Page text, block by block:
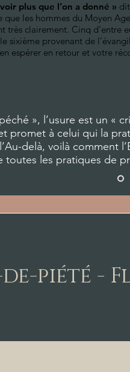
plus que l’on a donné »
que les hommes du Moyen
très clairement. Cinq d’entre
sixième provenant de
espérer en retour et votre
», l’usure est un «
promet à celui qui la
delà, voilà comment
toutes les pratiques de
piété -